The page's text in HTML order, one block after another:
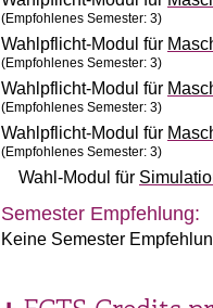
(Empfohlenes Semester: 3)
Wahlpflicht-Modul für
(Empfohlenes Semester: 3)
Wahlpflicht-Modul für
(Empfohlenes Semester: 3)
Wahlpflicht-Modul für
(Empfohlenes Semester: 3)
Wahl-Modul für
Semester Empfehlung:
Keine Semester